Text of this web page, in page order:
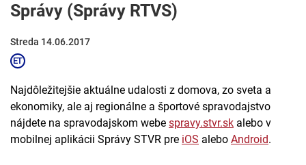
Správy (Správy RTVS)
Streda 14.06.2017
Najdôležitejšie aktuálne udalosti z domova, zo sveta a
ekonomiky, ale aj regionálne a športové spravodajstvo
nájdete na spravodajskom webe spravy.stvr.sk alebo v
mobilnej aplikácii Správy STVR pre iOS alebo Android.